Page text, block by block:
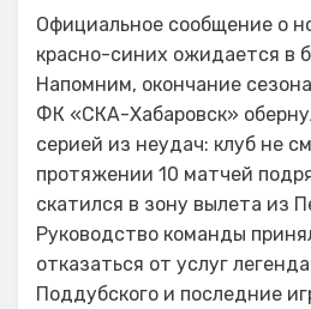
Официальное сообщение о
красно-синих ожидается в
Напомним, окончание
ФК «СКА-Хабаровск»
серией из неудач: клуб не
протяжении 10 матчей
скатился в зону вылета из
Руководство команды
отказаться от услуг
Поддубского и последние